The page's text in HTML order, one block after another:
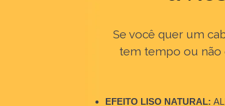
Se você quer um
tem tempo ou